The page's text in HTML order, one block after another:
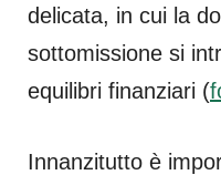
delicata, in cui la
sottomissione si
equilibri finanziari (
Innanzitutto è